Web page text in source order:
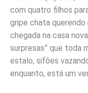
com quatro filhos
gripe chata querendo
chegada na casa
surpresas” que toda
estalo, sifões
enquanto, está um